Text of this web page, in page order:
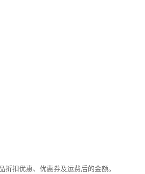
扣优惠、优惠券及运费后的金额。